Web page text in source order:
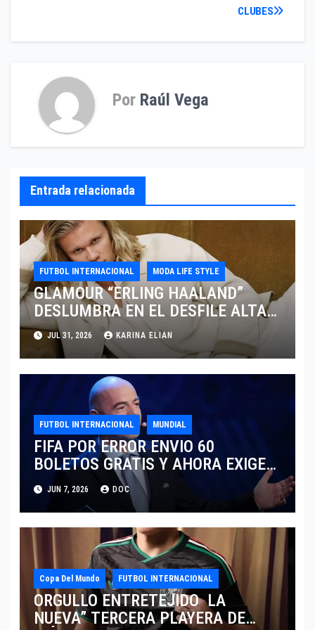
CLUBES
Por Raúl Vega
Entrada relacionada
FUTBOL INTERNACIONAL MODA LIFE STYLE
GLAMOUR “ERLING HAALAND”
DESLUMBRA EN EL DESFILE ALTA
SARTORIA DE DOLCE & GABBANA
TRAS EL MUNDIAL 2026
JUL 31, 2026 KARINA ELIAN
FUTBOL INTERNACIONAL MUNDIAL
FIFA POR ERROR ENVIO 60
BOLETOS GRATIS Y AHORA EXIGE
COBRO.
JUN 7, 2026 DOC
Copa Del Mundo FUTBOL INTERNACIONAL
ORGULLO ENTRETEJIDO LA
NUEVA” TERCERA PLAYERA DE